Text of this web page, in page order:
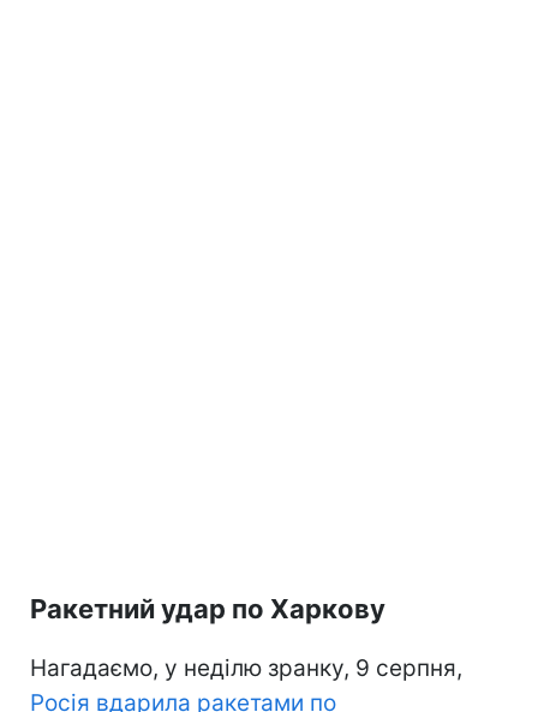
Ракетний удар по Харкову
Нагадаємо, у неділю зранку, 9 серпня,
Росія вдарила ракетами по